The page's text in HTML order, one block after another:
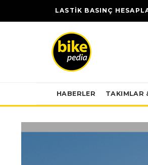
LASTİK BASINÇ
HABERLER TAKIMLAR